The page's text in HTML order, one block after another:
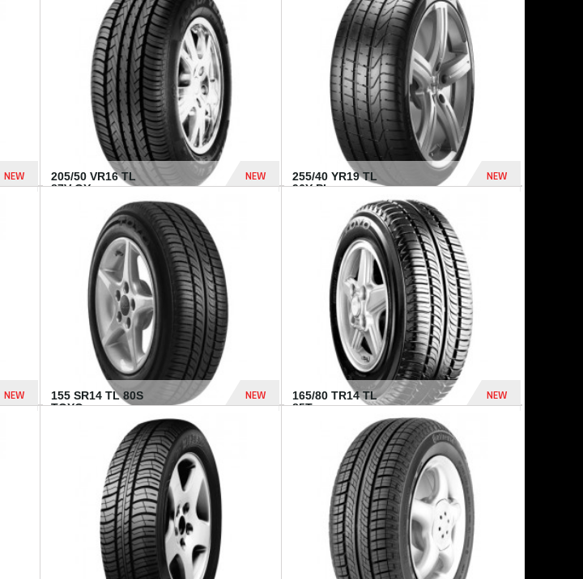
Dhs 955 Dhs
NEW
205/50 VR16 TL
87V GY...
NEW
255/40 YR19 TL
96Y PI...
NEW
1 771 Dhs
NEW
155 SR14 TL 80S
TOYO...
NEW
165/80 TR14 TL
85T...
NEW
458 Dhs